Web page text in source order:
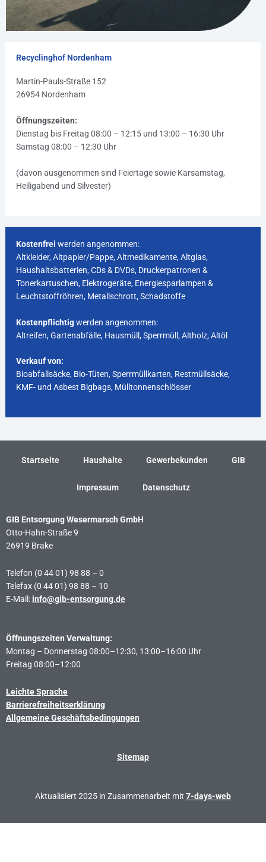
Recyclinghof Nordenham
Martin-Pauls-Straße 152
26954 Nordenham
Öffnungszeiten:
Dienstag bis Freitag 08:00 – 12:15 und 13:00 – 16:30 Uhr
Samstag 08:00 – 12:30 Uhr
(davon ausgenommen sind Feiertage sowie Karsamstag,
Heiligabend und Silvester)
Kostenfrei werden angenommen:
Altkleider, Altpapier/Pappe, Altmedikamente, Altglas,
Haushaltsbatterien, CDs & DVDs, Druckerpatronen &
Tonerkartuschen, Elektrogeräte, Energiesparlampen &
Leuchtstoffröhren, Metallschrott, Schadstoffe
Kostenpflichtigwerden angenommen:
Altreifen, Gartenabfälle, Hausmüll, Sperrmüll, Altholz, Altöl
Verkauf von:
Bioabfallsäcke, Bio-Tüten, Sperrmüllkarten, Restmüllsäcke,
KMF- und Asbest Bigbags, Mülltonnenschlösser
Startseite Haushalte Gewerbekunden GIB
Impressum Datenschutz
GIB Entsorgung Wesermarsch GmbH
Otto-Hahn-Straße 9
26919 Brake
Telefon (0 44 01) 98 88 – 0
Telefax (0 44 01) 98 88 – 10
E-Mail: info@gib-entsorgung.de
Öffnungszeiten Verwaltung:
Montag – Donnerstag 08:00–12:30, 13:00–16:00 Uhr
Freitag 08:00–12:00
Leichte Sprache
Barrierefreiheitserklärung
Allgemeine Geschäftsbedingungen
Sitemap
Aktualisiert 2025 in Zusammenarbeit mit 7-days-web